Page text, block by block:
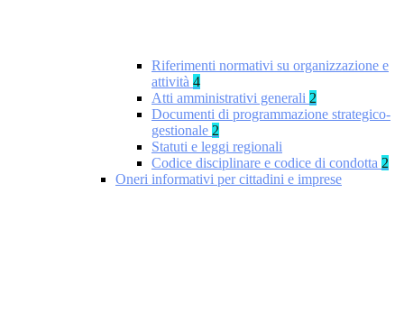
Riferimenti normativi su organizzazione e
attività 4
Atti amministrativi generali 2
Documenti di programmazione strategico-
gestionale 2
Statuti e leggi regionali
Codice disciplinare e codice di condotta 2
Oneri informativi per cittadini e imprese